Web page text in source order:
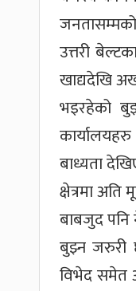
उत्तरी
खाद्यदेखि
भइरहेको
कार्यालयहरु
बाध्यता
क्षेत्रमा
बाबजुद
बुझ्न जरुरी
विभेद समेत